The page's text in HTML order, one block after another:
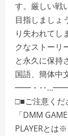
す。厳しい戦
目指しましょ
り失われてし
クなストーリ
と永久に保持
国語、簡体中
━━・
□■ご注意くだ
「DMM
PLAYERとは